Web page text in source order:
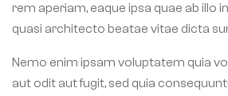
rem aperiam, eaque ipsa quae ab illo
quasi architecto beatae vitae dicta
Nemo enim ipsam voluptatem quia
aut odit aut fugit, sed quia